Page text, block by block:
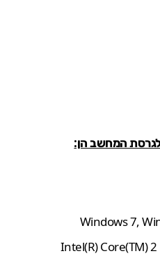
המחשב הן:
Intel(R) Core(TM)